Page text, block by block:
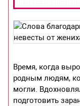
Время, когда
родным людям,
могли.
подготовить